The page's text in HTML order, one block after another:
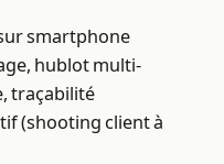
smartphone
hublot multi-
traçabilité
(shooting client à